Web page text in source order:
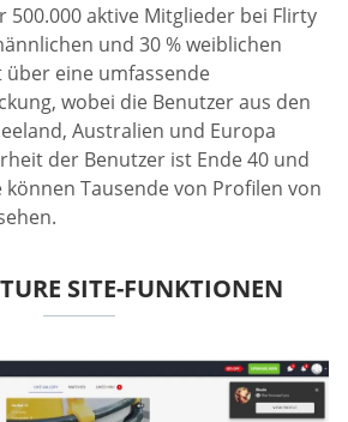
500.000 aktive Mitglieder bei Flirty
und 30 % weiblichen
über eine umfassende
wobei die Benutzer aus den
Australien und Europa
der Benutzer ist Ende 40 und
können Tausende von Profilen von
SITE-FUNKTIONEN